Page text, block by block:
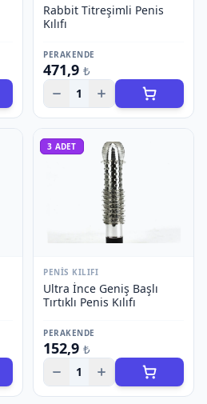
Rabbit Titreşimli Penis
Kılıfı
PERAKENDE
471,9 ₺
1
3 ADET
PENIS KILIFI
Ultra İnce Geniş Başlı
Tırtıklı Penis Kılıfı
PERAKENDE
152,9 ₺
1